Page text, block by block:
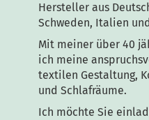
Hersteller aus
Schweden, Italien
Mit meiner über 40
ich meine
textilen Gestaltung,
und Schlafräume.
Ich möchte Sie